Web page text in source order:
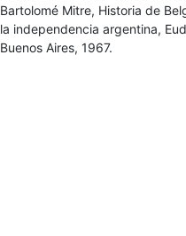
Bartolomé Mitre, Historia de
la independencia argentina,
Buenos Aires, 1967.